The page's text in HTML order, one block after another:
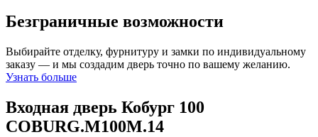
Безграничные возможности
Выбирайте отделку, фурнитуру и замки по индивидуальному
заказу — и мы создадим дверь точно по вашему желанию.
Узнать больше
Входная дверь Кобург 100
COBURG.M100M.14